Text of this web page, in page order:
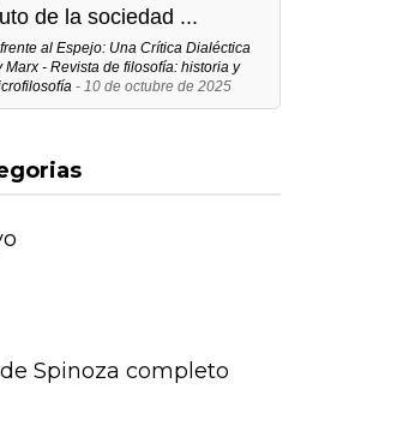
de la sociedad ...
al Espejo: Una Crítica Dialéctica
Marx - Revista de filosofía: historia y
- 10 de octubre de 2025
Spinoza completo